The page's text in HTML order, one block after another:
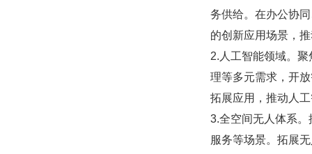
务供给。在办公协
的创新应用场景，
2.人工智能领域。
理等多元需求，开
拓展应用，推动人
3.全空间无人体系
服务等场景。拓展